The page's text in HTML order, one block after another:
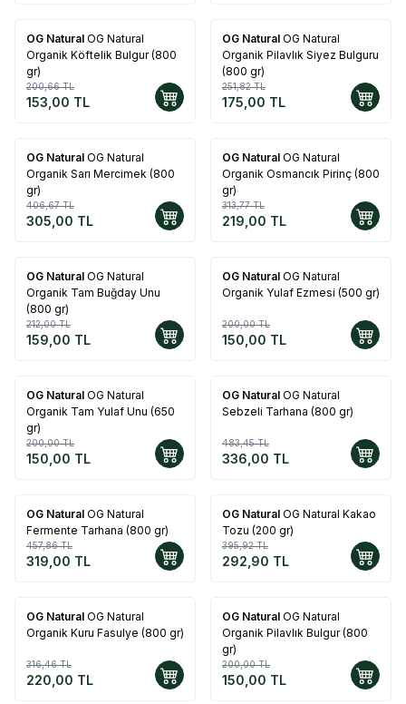
%24
OG Natural OG Natural
Organik Köftelik Bulgur (800
gr)
200,66TL
153,00 TL
%31
OG Natural OG Natural
Organik Pilavlık Siyez Bulguru
(800 gr)
251,82TL
175,00 TL
%25
OG Natural OG Natural
Organik Sarı Mercimek (800
gr)
406,67TL
305,00 TL
%30
OG Natural OG Natural
Organik Osmancık Pirinç (800
gr)
313,77TL
219,00 TL
%25
OG Natural OG Natural
Organik Tam Buğday Unu
(800 gr)
212,00TL
159,00 TL
%25
OG Natural OG Natural
Organik Yulaf Ezmesi (500 gr)
200,00TL
150,00 TL
%25
OG Natural OG Natural
Organik Tam Yulaf Unu (650
gr)
200,00TL
150,00 TL
%30
OG Natural OG Natural
Sebzeli Tarhana (800 gr)
483,45TL
336,00 TL
%30
OG Natural OG Natural
Fermente Tarhana (800 gr)
457,86TL
319,00 TL
%26
OG Natural OG Natural Kakao
Tozu (200 gr)
395,92TL
292,90 TL
%30
OG Natural OG Natural
Organik Kuru Fasulye (800 gr)
316,46TL
220,00 TL
%25
OG Natural OG Natural
Organik Pilavlık Bulgur (800
gr)
200,00TL
150,00 TL